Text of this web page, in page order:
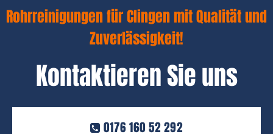
Rohrreinigungen für Clingen mit Qualität und
Zuverlässigkeit!
Kontaktieren Sie uns
0176 160 52 292